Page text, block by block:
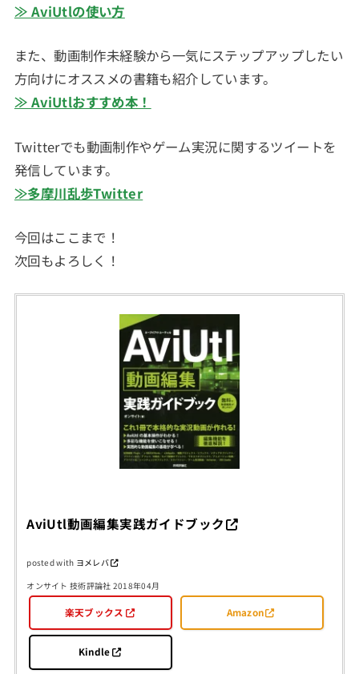
≫ AviUtlの使い方
また、動画制作未経験から一気にステップアップしたい
方向けにオススメの書籍も紹介しています。
≫ AviUtlおすすめ本！
Twitterでも動画制作やゲーム実況に関するツイートを
発信しています。
≫多摩川乱歩Twitter
今回はここまで！
次回もよろしく！
AviUtl動画編集実践ガイドブック
posted with ヨメレバ
オンサイト 技術評論社 2018年04月
楽天ブックス Amazon
Kindle